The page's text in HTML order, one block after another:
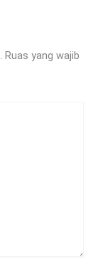
Ruas yang wajib